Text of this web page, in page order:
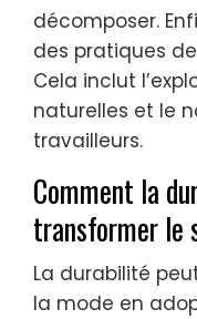
décomposer.
des pratiques
Cela inclut
naturelles et le
travailleurs.
Comment la
transformer le
La durabilité
la mode en